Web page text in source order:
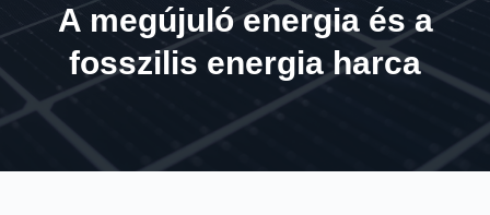
A megújuló energia és a
fosszilis energia harca